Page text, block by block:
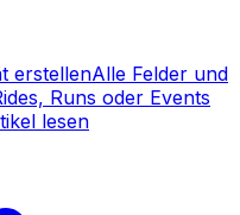
erstellenAlle Felder und
Runs oder Events
lesen